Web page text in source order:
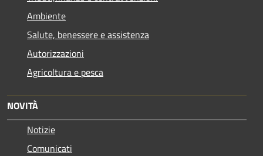
Ambiente
Salute, benessere e assistenza
Autorizzazioni
Agricoltura e pesca
NOVITÀ
Notizie
Comunicati